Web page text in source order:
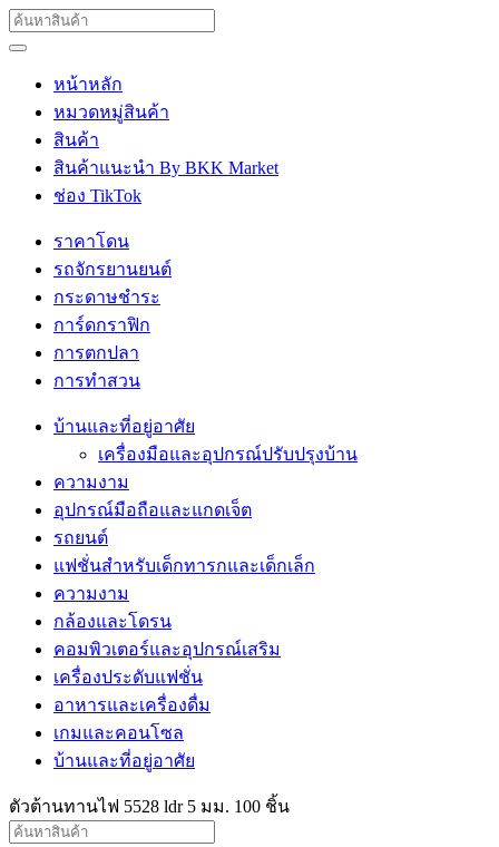
หน้าหลัก
หมวดหมู่สินค้า
สินค้า
สินค้าแนะนำ By BKK Market
ช่อง TikTok
ราคาโดน
รถจักรยานยนต์
กระดาษชำระ
การ์ดกราฟิก
การตกปลา
การทำสวน
บ้านและที่อยู่อาศัย
เครื่องมือและอุปกรณ์ปรับปรุงบ้าน
ความงาม
อุปกรณ์มือถือและแกดเจ็ต
รถยนต์
แฟชั่นสำหรับเด็กทารกและเด็กเล็ก
ความงาม
กล้องและโดรน
คอมพิวเตอร์และอุปกรณ์เสริม
เครื่องประดับแฟชั่น
อาหารและเครื่องดื่ม
เกมและคอนโซล
บ้านและที่อยู่อาศัย
ตัวต้านทานไฟ 5528 ldr 5 มม. 100 ชิ้น